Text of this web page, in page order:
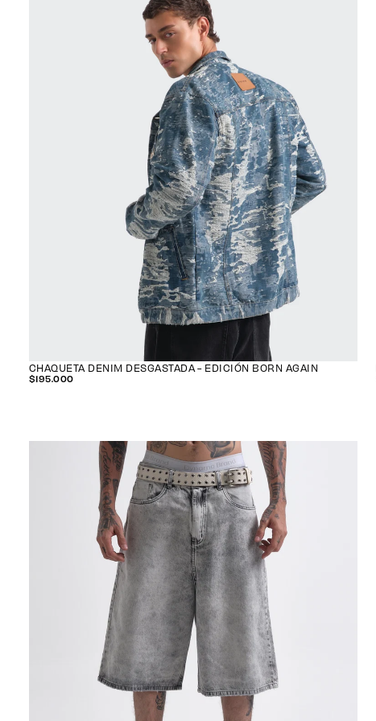
CHAQUETA DENIM DESGASTADA - EDICIÓN BORN AGAIN
$195.000
PRECIO
$195.000